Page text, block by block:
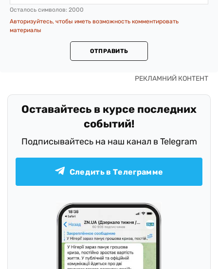
Осталось символов: 2000
Авторизуйтесь, чтобы иметь возможность комментировать
материалы
ОТПРАВИТЬ
Оставайтесь в курсе последних
событий!
Подписывайтесь на наш канал в Telegram
Следить в Телеграмме